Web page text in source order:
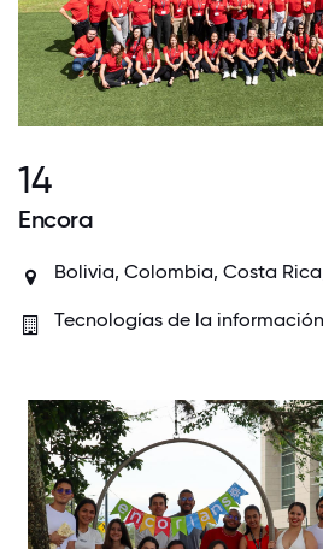
14
Encora
Bolivia, Colombia, Costa
Tecnologías de la información